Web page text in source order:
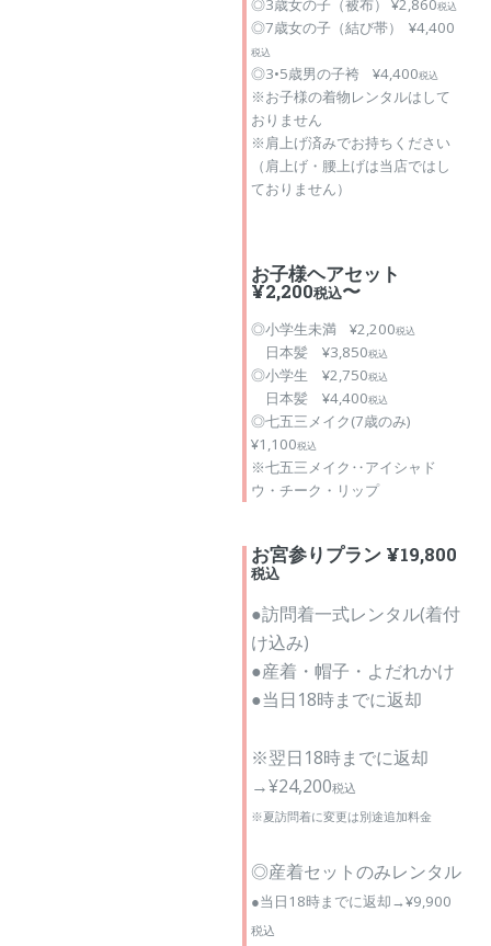
税込
◎7歳女の子（結び帯） ¥4,400
税込
◎3•5歳男の子袴 ¥4,400税込
※お子様の着物レンタルはして
おりません
※肩上げ済みでお持ちください
（肩上げ・腰上げは当店ではし
ておりません）
お子様ヘアセット
¥2,200税込〜
◎小学生未満 ¥2,200税込
日本髪 ¥3,850税込
◎小学生 ¥2,750税込
日本髪 ¥4,400税込
◎七五三メイク(7歳のみ)
¥1,100税込
※七五三メイク‥アイシャド
ウ・チーク・リップ
お宮参りプラン ¥19,800
税込
●訪問着一式レンタル(着付
け込み)
●産着・帽子・よだれかけ
●当日18時までに返却
※翌日18時までに返却
→¥24,200税込
※夏訪問着に変更は別途追加料金
◎産着セットのみレンタル
●当日18時までに返却→¥9,900
税込